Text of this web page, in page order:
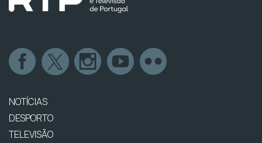
NOTÍCIAS
DESPORTO
TELEVISÃO